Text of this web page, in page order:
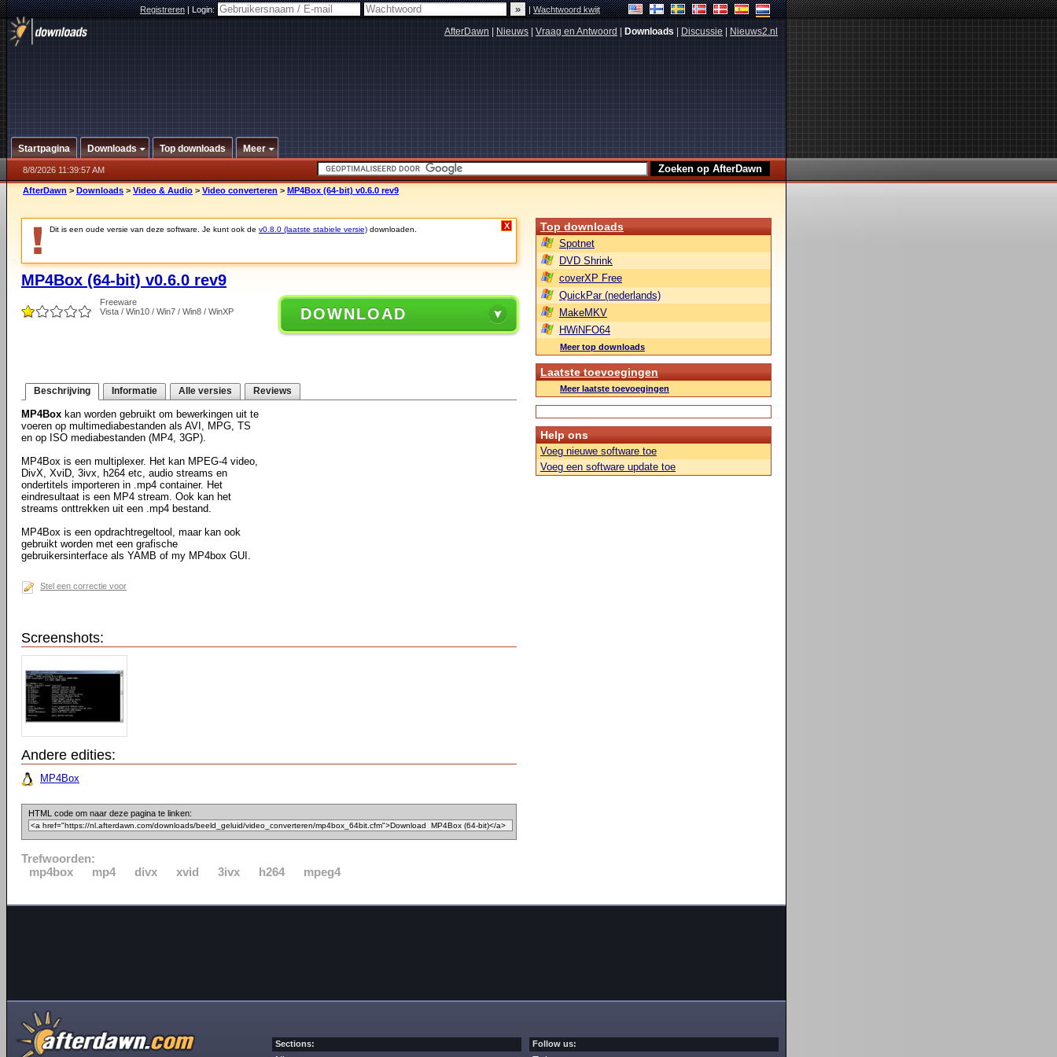
Registreren|Login: |Wachtwoord kwijt
AfterDawn Nieuws Vraag en Antwoord Downloads Discussie Nieuws2.nl
Startpagina Downloads Top downloads Meer
8/8/2026 11:39:57 AM
AfterDawn > Downloads > Video & Audio > Video converteren > MP4Box (64-bit) v0.6.0 rev9
Dit is een oude versie van deze software. Je kunt ook de v0.8.0 (laatste stabiele versie) downloaden. X
MP4Box (64-bit) v0.6.0 rev9
Freeware
Vista / Win10 / Win7 / Win8 / WinXP
DOWNLOAD
Beschrijving Informatie Alle versies Reviews
MP4Box kan worden gebruikt om bewerkingen uit te
voeren op multimediabestanden als AVI, MPG, TS
en op ISO mediabestanden (MP4, 3GP).
MP4Box is een multiplexer. Het kan MPEG-4 video,
DivX, XviD, 3ivx, h264 etc, audio streams en
ondertitels importeren in .mp4 container. Het
eindresultaat is een MP4 stream. Ook kan het
streams onttrekken uit een .mp4 bestand.
MP4Box is een opdrachtregeltool, maar kan ook
gebruikt worden met een grafische
gebruikersinterface als YAMB of my MP4box GUI.
Stel een correctie voor
Screenshots:
Andere edities:
MP4Box
HTML code om naar deze pagina te linken:
Trefwoorden:
mp4box
mp4 divx xvid 3ivx h264 mpeg4
Top downloads
Spotnet
DVD Shrink
coverXP Free
QuickPar (nederlands)
MakeMKV
HWiNFO64
Meer top downloads
Laatste toevoegingen
Meer laatste toevoegingen
Help ons
Voeg nieuwe software toe
Voeg een software update toe
Sections: Follow us: